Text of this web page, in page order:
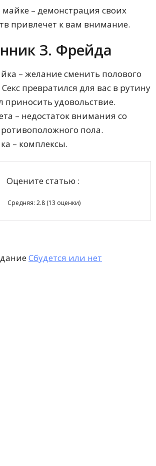
майке – демонстрация своих
привлечет к вам внимание.
З. Фрейда
– желание сменить полового
превратился для вас в рутину
приносить удовольствие.
– недостаток внимания со
пола.
– комплексы.
Оцените статью :
Средняя: 2.8 (13 оценки)
Сбудется или нет